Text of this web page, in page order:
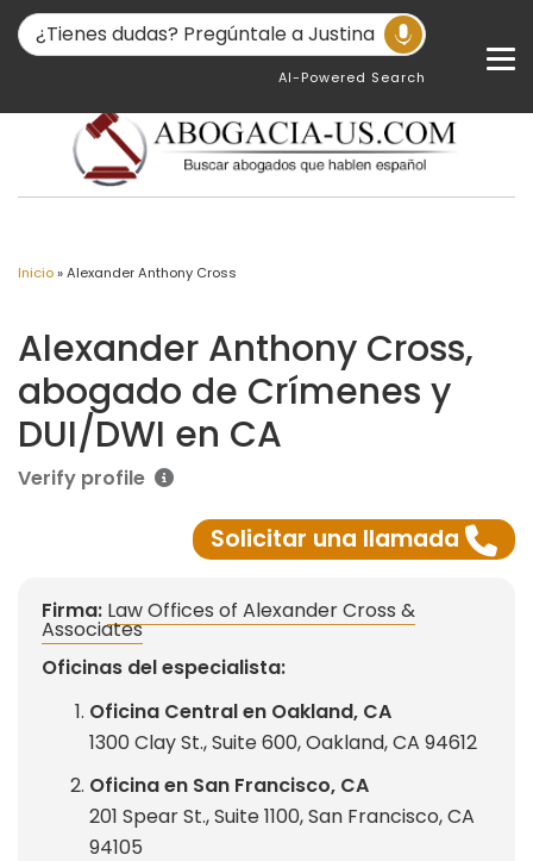
AI-Powered Search
Inicio»Alexander Anthony Cross
Alexander Anthony Cross,
abogado de Crímenes y
DUI/DWI en CA
Verify profile
Solicitar una llamada
Firma: Law Offices of Alexander Cross &
Associates
Oficinas del especialista:
Oficina Central en Oakland, CA
1300 Clay St., Suite 600, Oakland, CA 94612
Oficina en San Francisco, CA
201 Spear St., Suite 1100, San Francisco, CA
94105